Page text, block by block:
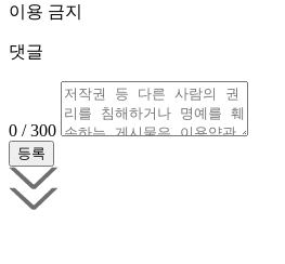
이용 금지
댓글
0 / 300